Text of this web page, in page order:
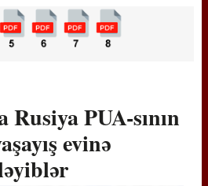
Rusiya PUA-sının
evinə